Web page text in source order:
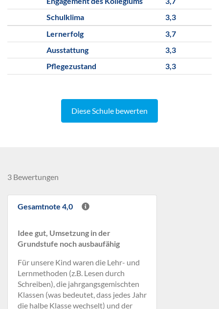
Schulklima
3,3
Lernerfolg
3,7
Ausstattung
3,3
Pflegezustand
3,3
Diese Schule bewerten
3 Bewertungen
Gesamtnote 4,0
Idee gut, Umsetzung in der
Grundstufe noch ausbaufähig
Für unsere Kind waren die Lehr- und
Lernmethoden (z.B. Lesen durch
Schreiben), die jahrgangsgemischten
Klassen (was bedeutet, dass jedes Jahr
die halbe Klasse wechselt) und der